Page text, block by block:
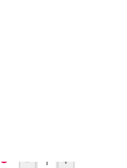
€ - +